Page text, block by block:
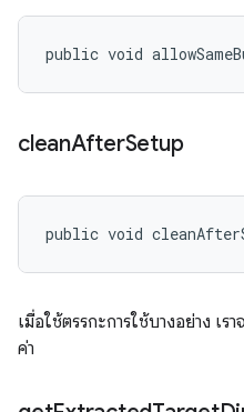
public void
cleanAfterSetup
public void
เมื่อใช้ตรรกะการใช้บางอย่าง เ
ค่า